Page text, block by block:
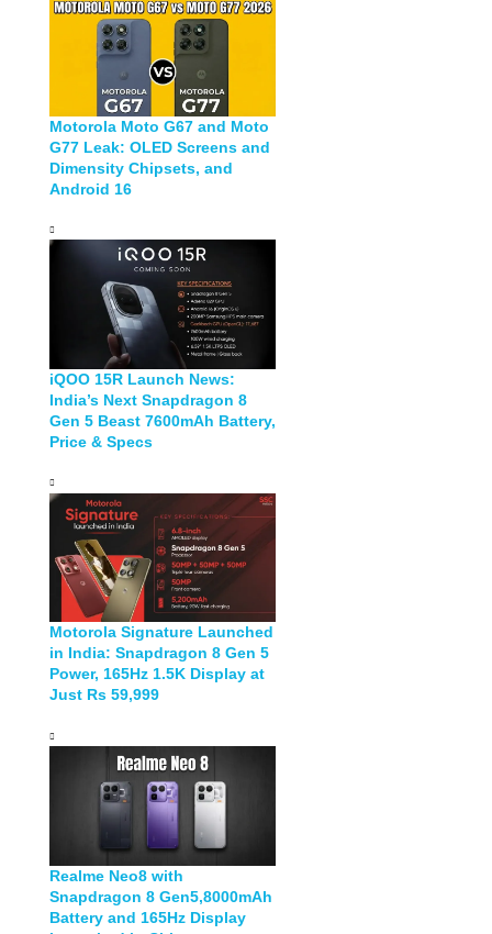
Motorola Moto G67 and Moto
G77 Leak: OLED Screens and
Dimensity Chipsets, and
Android 16
iQOO 15R Launch News:
India’s Next Snapdragon 8
Gen 5 Beast 7600mAh Battery,
Price & Specs
Motorola Signature Launched
in India: Snapdragon 8 Gen 5
Power, 165Hz 1.5K Display at
Just Rs 59,999
Realme Neo8 with
Snapdragon 8 Gen5,8000mAh
Battery and 165Hz Display